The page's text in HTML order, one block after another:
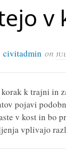
v
civitadmin on
k trajni in
pojavi
v kost in bo
vplivajo